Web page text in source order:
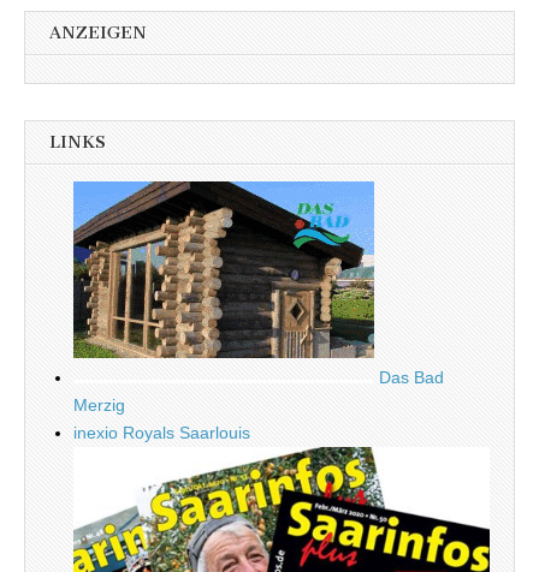
ANZEIGEN
LINKS
Das Bad
Merzig
inexio Royals Saarlouis